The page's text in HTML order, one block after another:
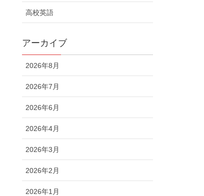
高校英語
アーカイブ
2026年8月
2026年7月
2026年6月
2026年4月
2026年3月
2026年2月
2026年1月